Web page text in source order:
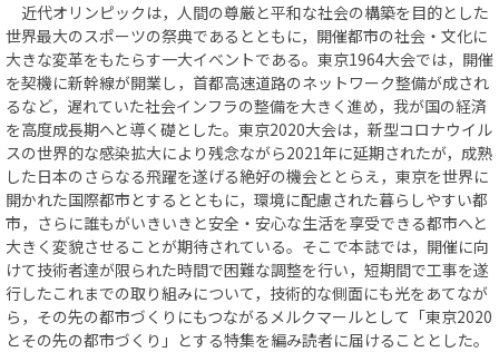
近代オリンピックは，人間の尊厳と平和な社会の構築を目的とした
世界最大のスポーツの祭典であるとともに，開催都市の社会・文化に
大きな変革をもたらす一大イベントである。東京1964大会では，開催
を契機に新幹線が開業し，首都高速道路のネットワーク整備が成され
るなど，遅れていた社会インフラの整備を大きく進め，我が国の経済
を高度成長期へと導く礎とした。東京2020大会は，新型コロナウイル
スの世界的な感染拡大により残念ながら2021年に延期されたが，成熟
した日本のさらなる飛躍を遂げる絶好の機会ととらえ，東京を世界に
開かれた国際都市とするとともに，環境に配慮された暮らしやすい都
市，さらに誰もがいきいきと安全・安心な生活を享受できる都市へと
大きく変貌させることが期待されている。そこで本誌では，開催に向
けて技術者達が限られた時間で困難な調整を行い，短期間で工事を遂
行したこれまでの取り組みについて，技術的な側面にも光をあてなが
ら，その先の都市づくりにもつながるメルクマールとして「東京2020
とその先の都市づくり」とする特集を編み読者に届けることとした。